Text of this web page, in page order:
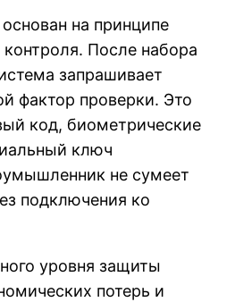
на принципе
контроля. После набора
запрашивает
фактор проверки. Это
код, биометрические
ключ
не сумеет
подключения ко
уровня защиты
потерь и